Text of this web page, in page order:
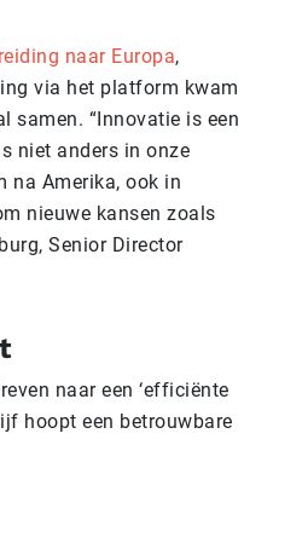
naar Europa,
via het platform kwam
samen. “Innovatie is een
niet anders in onze
na Amerika, ook in
nieuwe kansen zoals
Senior Director
naar een ‘efficiënte
hoopt een betrouwbare